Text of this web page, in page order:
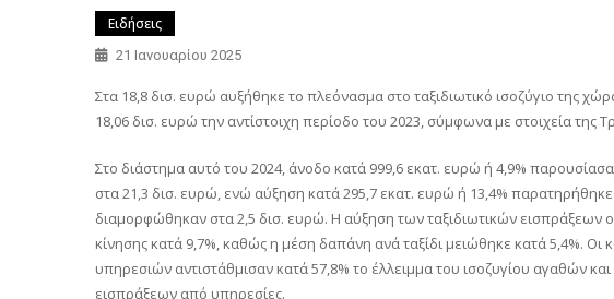
Ειδήσεις
21 Ιανουαρίου 2025
Στα 18,8 δισ. ευρώ αυξήθηκε το πλεόνασμα στο ταξιδιωτικό ισοζύγιο της
18,06 δισ. ευρώ την αντίστοιχη περίοδο του 2023, σύμφωνα με στοιχεία της
Στο διάστημα αυτό του 2024, άνοδο κατά 999,6 εκατ. ευρώ ή 4,9%
στα 21,3 δισ. ευρώ, ενώ αύξηση κατά 295,7 εκατ. ευρώ ή 13,4% παρατηρήθηκε
διαμορφώθηκαν στα 2,5 δισ. ευρώ. Η αύξηση των ταξιδιωτικών εισπράξεων
κίνησης κατά 9,7%, καθώς η μέση δαπάνη ανά ταξίδι μειώθηκε κατά 5,4%. Οι
υπηρεσιών αντιστάθμισαν κατά 57,8% το έλλειμμα του ισοζυγίου αγαθών
εισπράξεων από υπηρεσίες.